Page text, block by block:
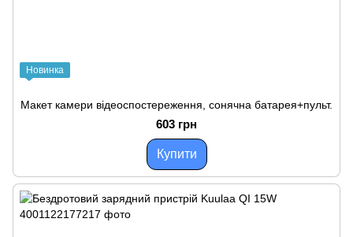
Новинка
Макет камери відеоспостереження, сонячна батарея+пульт.
603 грн
Купити